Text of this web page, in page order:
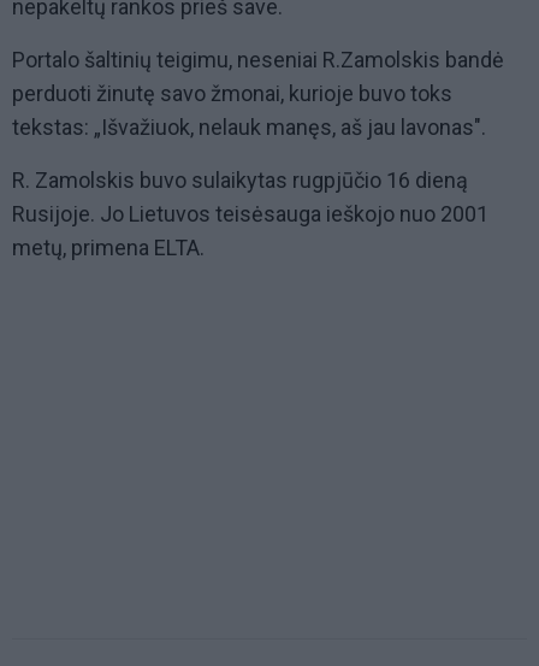
nepakeltų rankos prieš save.
Portalo šaltinių teigimu, neseniai R.Zamolskis bandė
perduoti žinutę savo žmonai, kurioje buvo toks
tekstas: „Išvažiuok, nelauk manęs, aš jau lavonas".
R. Zamolskis buvo sulaikytas rugpjūčio 16 dieną
Rusijoje. Jo Lietuvos teisėsauga ieškojo nuo 2001
metų, primena ELTA.